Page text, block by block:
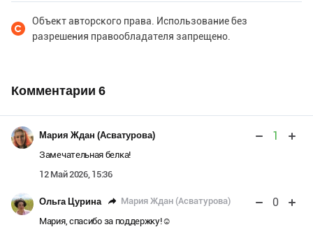
Объект авторского права. Использование без
разрешения правообладателя запрещено.
Комментарии 6
Мария Ждан (Асватурова) 1
Замечательная белка!
12 Май 2026, 15:36
Ольга Цурина Мария Ждан (Асватурова) 0
Мария, спасибо за поддержку!☺️